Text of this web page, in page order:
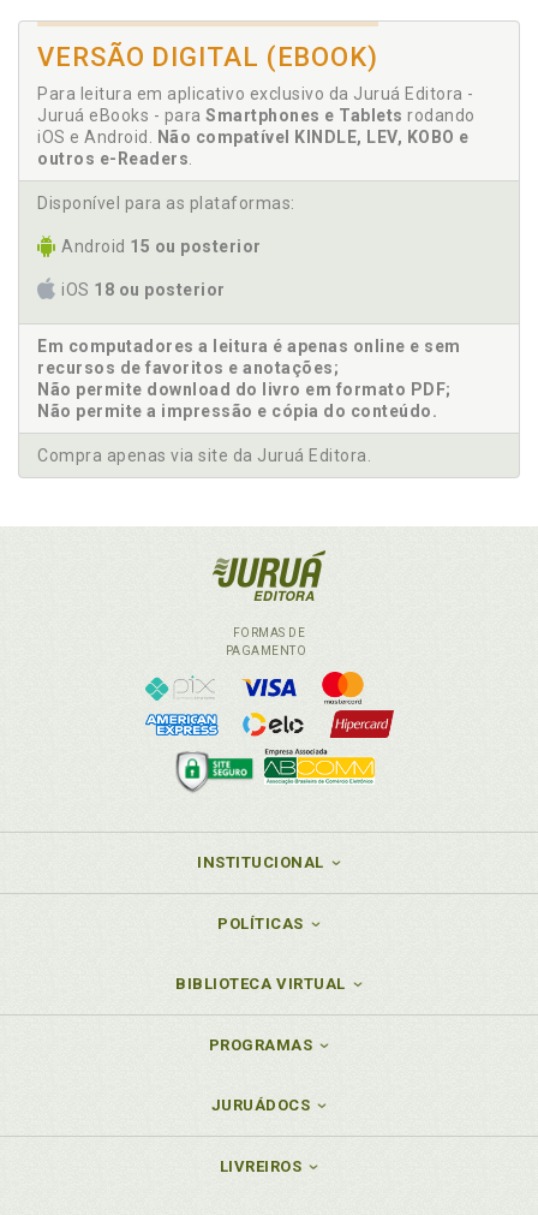
VERSÃO DIGITAL (EBOOK)
Para leitura em aplicativo exclusivo da Juruá Editora -
Juruá eBooks - para Smartphones e Tablets rodando
iOS e Android.
Não compatível KINDLE, LEV, KOBO e
outros e-Readers
Disponível para as plataformas:
Android 15 ou posterior
iOS 18 ou posterior
Em computadores a leitura é apenas online e sem
recursos de favoritos e anotações;
Não permite download do livro em formato PDF;
Não permite a impressão e cópia do conteúdo.
Compra apenas via site da Juruá Editora.
FORMAS DE
PAGAMENTO
INSTITUCIONAL
POLÍTICAS
BIBLIOTECA VIRTUAL
PROGRAMAS
JURUÁDOCS
LIVREIROS